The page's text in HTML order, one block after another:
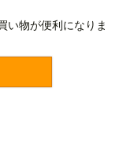
い物が便利になりま